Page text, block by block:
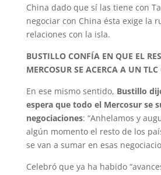
China dado que sí las tiene con
negociar con China ésta exige la
relaciones con la isla.
BUSTILLO CONFÍA EN QUE EL
MERCOSUR SE ACERCA A UN
En ese mismo sentido, Bustillo
espera que todo el Mercosur se
negociaciones: “Anhelamos y
algún momento el resto de los
se van a sumar en esas
Celebró que ya ha habido